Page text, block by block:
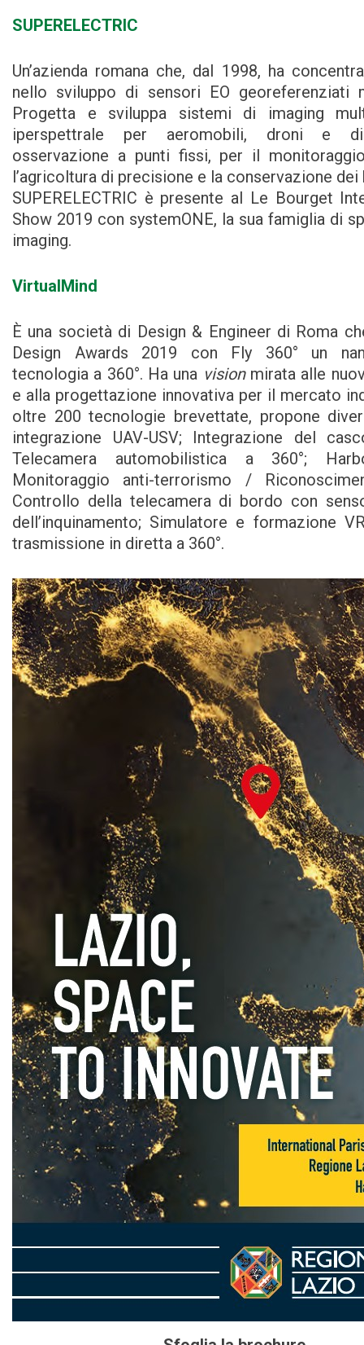
SUPERELECTRIC
Un’azienda romana che, dal 1998, ha
nello sviluppo di sensori EO georeferenziati
Progetta e sviluppa sistemi di imaging
iperspettrale per aeromobili, droni e
osservazione a punti fissi, per il
l’agricoltura di precisione e la conservazione dei
SUPERELECTRIC è presente al Le Bourget
Show 2019 con systemONE, la sua famiglia di
imaging.
VirtualMind
È una società di Design & Engineer di Roma
Design Awards 2019 con Fly 360° un
tecnologia a 360°. Ha una visionmirata alle
e alla progettazione innovativa per il mercato
oltre 200 tecnologie brevettate, propone
integrazione UAV-USV; Integrazione del
Telecamera automobilistica a 360°;
Monitoraggio anti-terrorismo /
Controllo della telecamera di bordo con
dell’inquinamento; Simulatore e formazione
trasmissione in diretta a 360°.